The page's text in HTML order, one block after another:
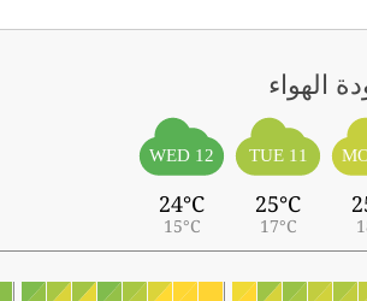
الهواء
TUE 11
25°C
17°C
WED 12
24°C
15°C